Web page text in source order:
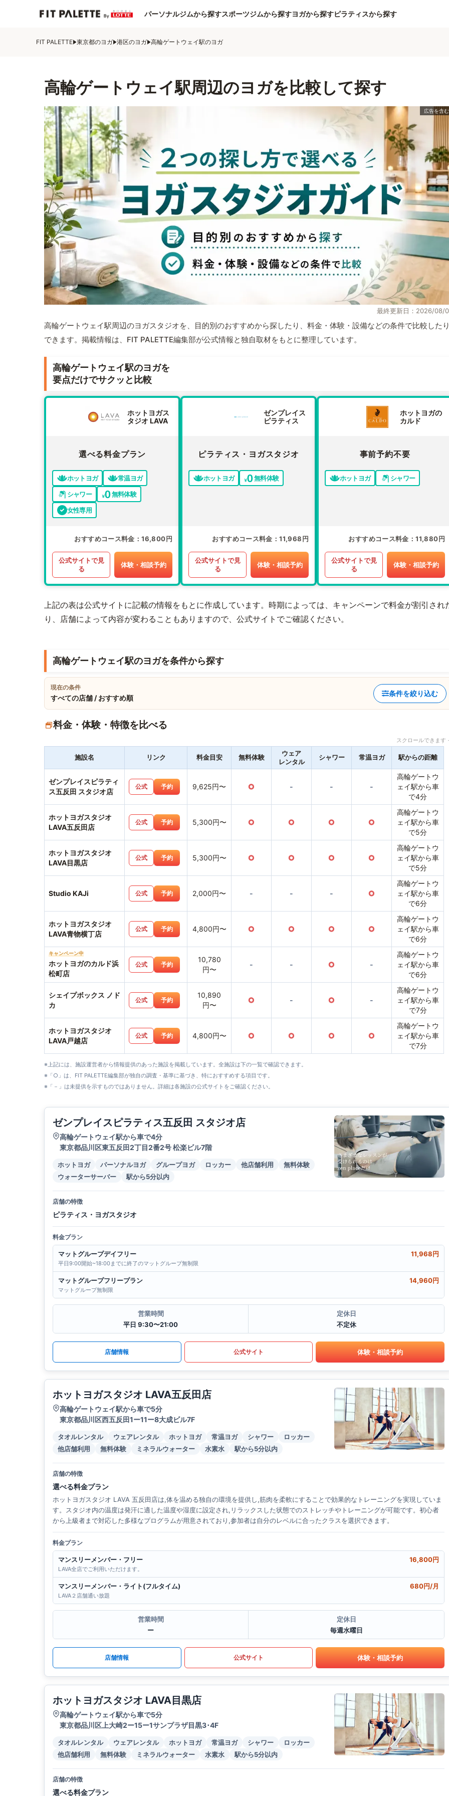
パーソナルジムから探すスポーツジムから探すヨガから探すピラティスから探す
FIT PALETTE 東京都のヨガ 港区のヨガ 高輪ゲートウェイ駅のヨガ
高輪ゲートウェイ駅周辺のヨガを比較して探す
最終更新日：2026/08/
高輪ゲートウェイ駅周辺のヨガスタジオを、目的別のおすすめから探したり、料金・体験・設備などの条件で比較した
できます。掲載情報は、FIT PALETTE編集部が公式情報と独自取材をもとに整理しています。
高輪ゲートウェイ駅のヨガを
要点だけでサクッと比較
ホットヨガス
タジオ LAVA
選べる料金プラン
ホットヨガ
常温ヨガ
シャワー
無料体験
女性専用
おすすめコース料金 16,800円
公式サイトで見
る
体験・相談予約
ゼンプレイス
ピラティス
ピラティス・ヨガスタジオ
ホットヨガ 無料体験
おすすめコース料金 11,968円
公式サイトで見
る
体験・相談予約
ホットヨガの
カルド
事前予約不要
ホットヨガ シャワー
おすすめコース料金 11,880円
公式サイトで見
る
体験・相談予約
上記の表は公式サイトに記載の情報をもとに作成しています。時期によっては、キャンペーンで料金が割引され
り、店舗によって内容が変わることもありますので、公式サイトでご確認ください。
高輪ゲートウェイ駅のヨガを条件から探す
現在の条件
すべての店舗 / おすすめ順
条件を絞り込む
料金・体験・特徴を比べる
スクロールできま
施設名 リンク 料金目安 無料体験
ウェア
レンタル
シャワー 常温ヨガ 駅からの距離
ゼンプレイスピラティ
ス五反田 スタジオ店
公式 予約 9,625円〜 ○ - - -
高輪ゲートウ
ェイ駅から車
で4分
ホットヨガスタジオ
LAVA五反田店
公式 予約 5,300円〜 ○ ○ ○ ○
高輪ゲートウ
ェイ駅から車
で5分
ホットヨガスタジオ
LAVA目黒店
公式 予約 5,300円〜 ○ ○ ○ ○
高輪ゲートウ
ェイ駅から車
で5分
Studio KAJi 公式 予約 2,000円〜 - - - ○
高輪ゲートウ
ェイ駅から車
で6分
ホットヨガスタジオ
LAVA青物横丁店
公式 予約 4,800円〜 ○ ○ ○ ○
高輪ゲートウ
ェイ駅から車
で6分
キャンペーン中
ホットヨガのカルド浜
松町店
公式 予約
10,780
円〜
- - ○ -
高輪ゲートウ
ェイ駅から車
で6分
シェイプボックス ノド
カ
公式 予約
10,890
円〜
○ - ○ -
高輪ゲートウ
ェイ駅から車
で7分
ホットヨガスタジオ
LAVA戸越店
公式 予約 4,800円〜 ○ ○ ○ ○
高輪ゲートウ
ェイ駅から車
で7分
※上記には、施設運営者から情報提供のあった施設を掲載しています。全施設は下の一覧で確認できます。
※「○」は、FIT PALETTE編集部が独自の調査・基準に基づき、特におすすめする項目です。
※「－」は未提供を示すものではありません。詳細は各施設の公式サイトをご確認ください。
ゼンプレイスピラティス五反田 スタジオ店
高輪ゲートウェイ駅から車で4分
東京都品川区東五反田2丁目2番2号 松楽ビル7階
ホットヨガ パーソナルヨガ グループヨガ ロッカー 他店舗利用
無料体験
ウォーターサーバー
駅から5分以内
店舗の特徴
ピラティス・ヨガスタジオ
料金プラン
マットグループデイフリー 11,968円
平日9:00開始~18:00までに終了のマットグループ無制限
マットグループフリープラン 14,960円
マットグループ無制限
営業時間
平日 9:30〜21:00
定休日
不定休
店舗情報 公式サイト 体験・相談予約
ホットヨガスタジオ LAVA五反田店
高輪ゲートウェイ駅から車で5分
東京都品川区西五反田1ー11ー8大成ビル7F
タオルレンタル ウェアレンタル ホットヨガ 常温ヨガ シャワー
ロッカー
他店舗利用
無料体験 ミネラルウォーター 水素水 駅から5分以内
店舗の特徴
選べる料金プラン
ホットヨガスタジオ LAVA 五反田店は,体を温める独自の環境を提供し,筋肉を柔軟にすることで効果的なトレーニングを実現していま
す。スタジオ内の温度は発汗に適した温度や湿度に設定され,リラックスした状態でのストレッチやトレーニングが可能です。初心者
から上級者まで対応した多様なプログラムが用意されており,参加者は自分のレベルに合ったクラスを選択できます。
料金プラン
マンスリーメンバー・フリー 16,800円
LAVA全店でご利用いただけます。
マンスリーメンバー・ライト(フルタイム) 680円/月
LAVA２店舗通い放題
営業時間
ー
定休日
毎週水曜日
店舗情報 公式サイト 体験・相談予約
ホットヨガスタジオ LAVA目黒店
高輪ゲートウェイ駅から車で5分
東京都品川区上大崎2ー15ー1サンプラザ目黒3･4F
タオルレンタル ウェアレンタル ホットヨガ 常温ヨガ シャワー
ロッカー
他店舗利用
無料体験 ミネラルウォーター 水素水 駅から5分以内
店舗の特徴
選べる料金プラン